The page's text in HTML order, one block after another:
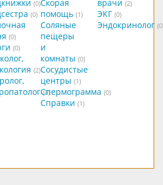
(0)
(0)
(0)
(0)
(2)
(0)
Скорая
помощь (1)
Соляные
пещеры
и
комнаты (0)
Сосудистые
центры (1)
Спермограмма (0)
Справки (1)
врачи (2)
ЭКГ (0)
Эндокринолог